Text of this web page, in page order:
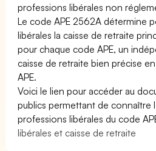
professions libérales non
Le code APE 2562A détermine
libérales la caisse de retraite
pour chaque code APE, un
caisse de retraite bien précise
APE.
Voici le lien pour accéder au
publics permettant de connaître
professions libérales du code
libérales et caisse de retraite